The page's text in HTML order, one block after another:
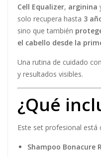
Cell Equalizer, arginina
solo recupera hasta 3
sino que también
el cabello desde la
Una rutina de cuidado
y resultados visibles.
¿Qué
Este set profesional está
Shampoo Bonacure